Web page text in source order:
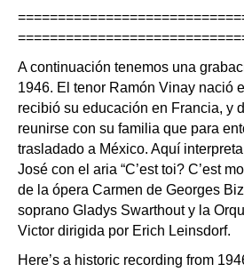
A continuación tenemos una
1946. El tenor Ramón Vinay nació
recibió su educación en Francia, y
reunirse con su familia que para
trasladado a México. Aquí
José con el aria “C’est toi? C’est
de la ópera Carmen de Georges
soprano Gladys Swarthout y la
Victor dirigida por Erich Leinsdorf.
Here’s a historic recording from